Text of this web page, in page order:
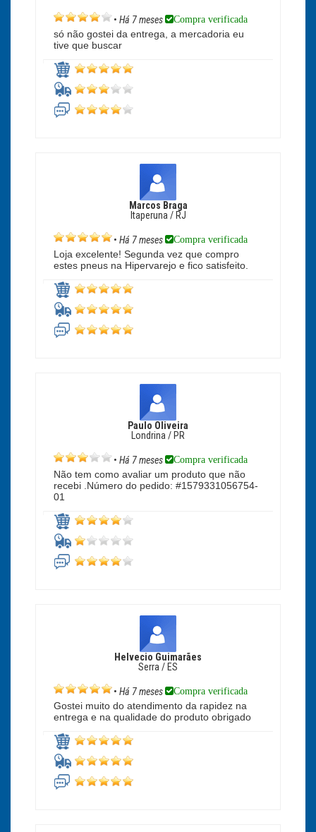
• Há 7 meses Compra verificada
só não gostei da entrega, a mercadoria eu
tive que buscar
Marcos Braga
Itaperuna / RJ
• Há 7 meses Compra verificada
Loja excelente! Segunda vez que compro
estes pneus na Hipervarejo e fico satisfeito.
Paulo Oliveira
Londrina / PR
• Há 7 meses Compra verificada
Não tem como avaliar um produto que não
recebi .Número do pedido: #1579331056754-
01
Helvecio Guimarães
Serra / ES
• Há 7 meses Compra verificada
Gostei muito do atendimento da rapidez na
entrega e na qualidade do produto obrigado